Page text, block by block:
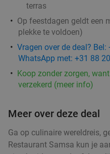
terras
Op feestdagen geldt een
plekke te voldoen)
Vragen over de deal?
WhatsApp met: +31 88
Koop zonder zorgen,
verzekerd (meer info)
Meer over deze deal
Ga op culinaire wereldreis,
Restaurant Samsa kun je